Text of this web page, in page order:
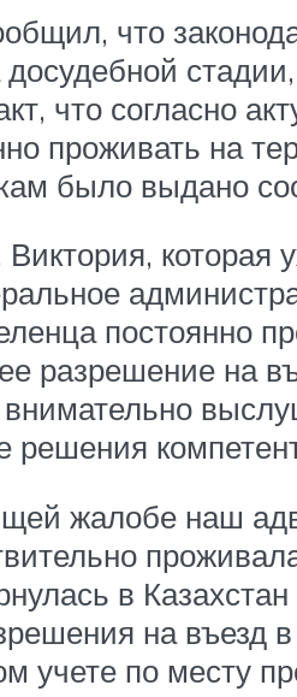
что
что согласно
проживать на
было выдано
постоянно
разрешение на
решения
жалобе наш
в
на въезд
учете по месту